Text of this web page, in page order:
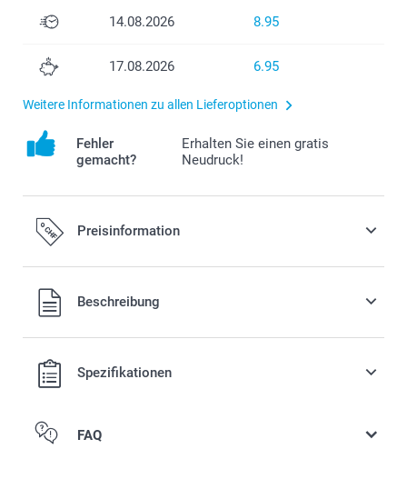
14.08.2026 8.95
17.08.2026 6.95
Weitere Informationen zu allen Lieferoptionen
Fehler
gemacht?
Erhalten Sie einen gratis
Neudruck!
Preisinformation
Alle Preise verstehen sich in Schweizer Franken (CHF) inkl.
MwSt. und zzgl. Versandkosten.
Beschreibung
Spezifikationen
FAQ